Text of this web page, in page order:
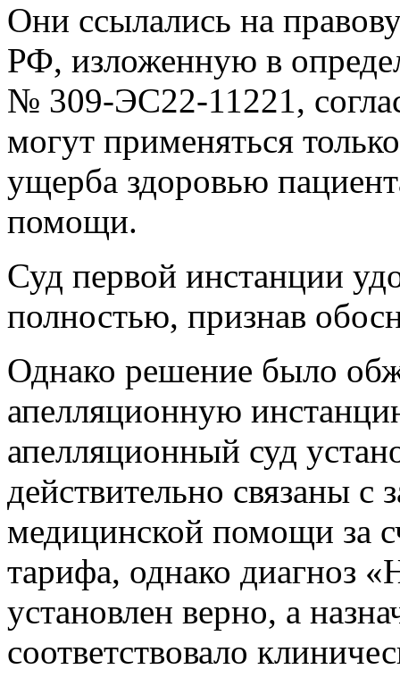
Они ссылались на
РФ, изложенную в
№ 309-ЭС22-11221,
могут применяться
ущерба здоровью
помощи.
Суд первой инстанции
полностью, признав
Однако решение было
апелляционную
апелляционный суд
действительно связаны
медицинской помощи за
тарифа, однако диагноз
установлен верно, а
соответствовало